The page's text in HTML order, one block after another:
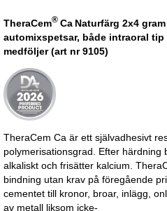
TheraCem® Ca Naturfärg 2x4
automixspetsar, både intraoral
medföljer (art nr 9105)
TheraCem Ca är ett självadhesivt
polymerisationsgrad. Efter
alkaliskt och frisätter kalcium.
bindning utan krav på föregående
cementet till kronor, broar, inlägg,
av metall liksom icke-